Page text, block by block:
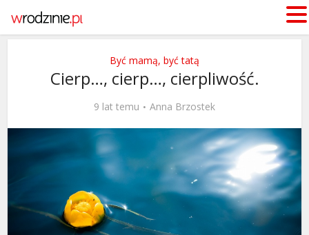
Być mamą, być tatą
Cierp…, cierp…, cierpliwość.
9 lat temu Anna Brzostek